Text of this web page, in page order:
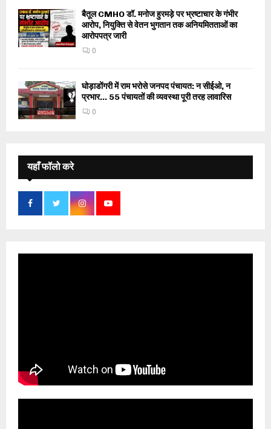
बैतूल CMHO डॉ. मनोज हुरमड़े पर भ्रष्टाचार के गंभीर
आरोप, नियुक्ति से वेतन भुगतान तक अनियमितताओं का
आरोपपत्र जारी
0
घोड़ाडोंगरी में राम भरोसे जनपद पंचायत: न सीईओ, न
प्रभार… 55 पंचायतों की व्यवस्था पूरी तरह लावारिस
0
यहाँ फॉलो करे